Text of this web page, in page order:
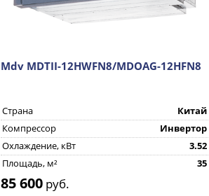
Mdv MDTII-12HWFN8/MDOAG-12HFN8
Страна
Китай
Компрессор
Инвертор
Охлаждение, кВт
3.52
Площадь, м²
35
85 600руб.